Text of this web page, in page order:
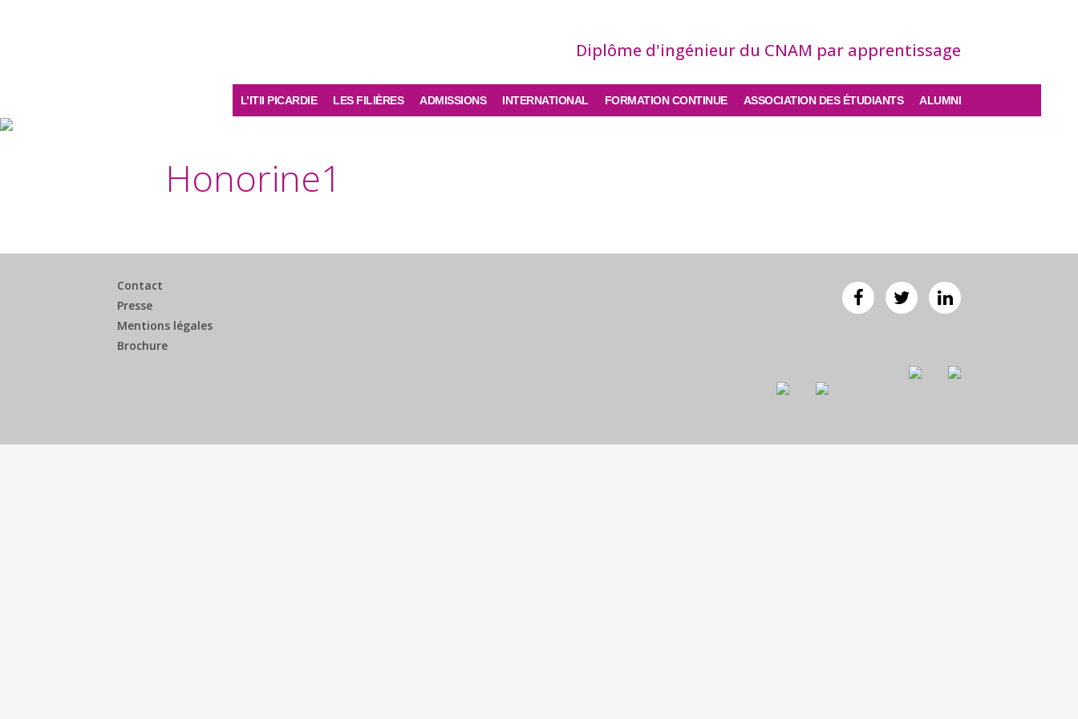
Diplôme d'ingénieur du CNAM par apprentissage
L’ITII PICARDIE LES FILIÈRES ADMISSIONS INTERNATIONAL FORMATION CONTINUE ASSOCIATION DES ÉTUDIANTS ALUMNI
Honorine1
Contact
Presse
Mentions légales
Brochure